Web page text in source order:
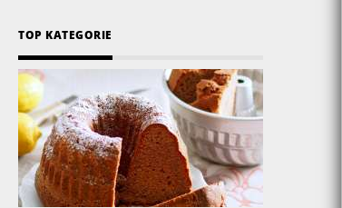
TOP KATEGORIE